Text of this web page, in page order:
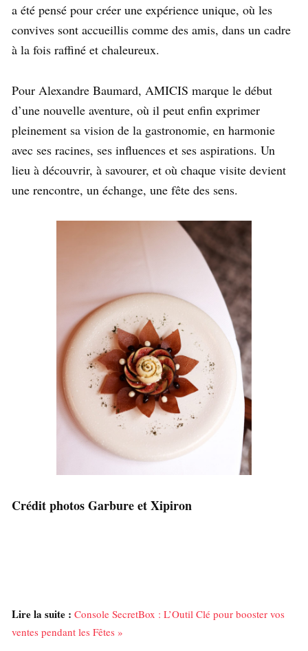
a été pensé pour créer une expérience unique, où les
convives sont accueillis comme des amis, dans un cadre
à la fois raffiné et chaleureux.
Pour Alexandre Baumard, AMICIS marque le début
d’une nouvelle aventure, où il peut enfin exprimer
pleinement sa vision de la gastronomie, en harmonie
avec ses racines, ses influences et ses aspirations. Un
lieu à découvrir, à savourer, et où chaque visite devient
une rencontre, un échange, une fête des sens.
Crédit photos Garbure et Xipiron
Lire la suite : Console SecretBox : L’Outil Clé pour booster vos
ventes pendant les Fêtes »